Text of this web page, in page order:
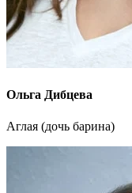
Ольга Дибцева
Аглая (дочь барина)